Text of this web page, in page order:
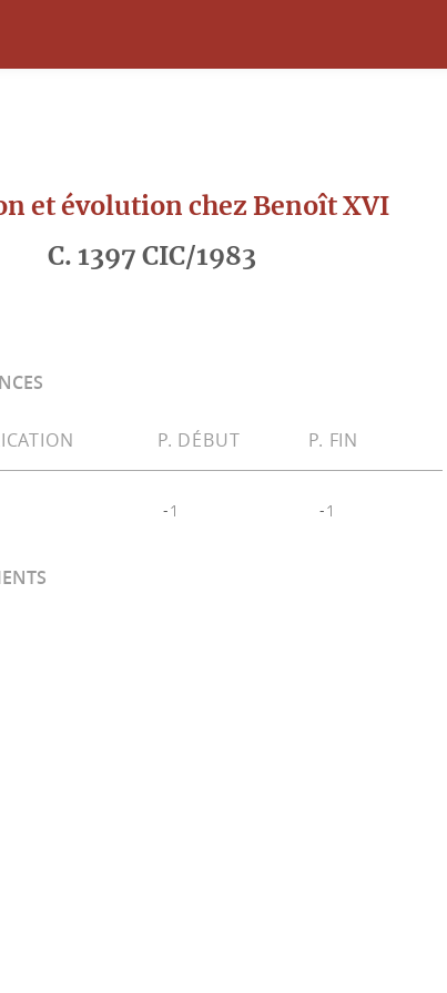
et évolution chez Benoît XVI
C. 1397 CIC/1983
P. DÉBUT P. FIN
-1 -1